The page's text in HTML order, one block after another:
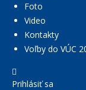
Foto
Video
Kontakty
Voľby do VÚC
Prihlásiť sa